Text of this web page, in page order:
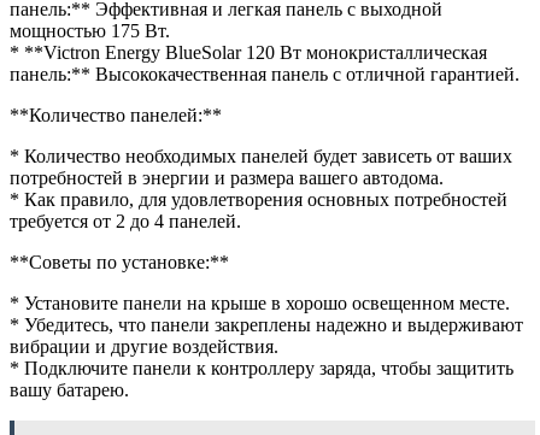
панель:** Эффективная и легкая панель с выходной
мощностью 175 Вт.
* **Victron Energy BlueSolar 120 Вт монокристаллическая
панель:** Высококачественная панель с отличной гарантией.
**Количество панелей:**
* Количество необходимых панелей будет зависеть от ваших
потребностей в энергии и размера вашего автодома.
* Как правило, для удовлетворения основных потребностей
требуется от 2 до 4 панелей.
**Советы по установке:**
* Установите панели на крыше в хорошо освещенном месте.
* Убедитесь, что панели закреплены надежно и выдерживают
вибрации и другие воздействия.
* Подключите панели к контроллеру заряда, чтобы защитить
вашу батарею.